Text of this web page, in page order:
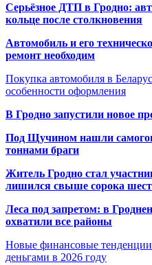
Серьёзное ДТП в Гродно:
кольце после столкновения
Автомобиль и его
ремонт необходим
Покупка автомобиля в
особенности оформления
В Гродно запустили новое
Под Щучином нашли
тоннами браги
Житель Гродно стал
лишился свыше сорока
Леса под запретом: в
охватили все районы
Новые финансовые
деньгами в 2026 году